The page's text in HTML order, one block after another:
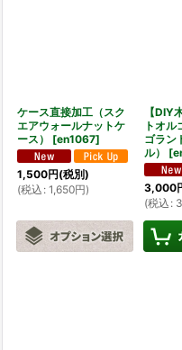
ケース直接加工（スク
エアウォールナットケ
ース）
[en1067]
1,500円(税別)
(税込 : 1,650円)
【DIY
トオル
ゴラン
ル）
[
3,000
(税込 :